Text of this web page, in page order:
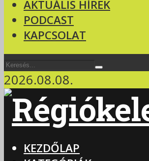
AKTUÁLIS HÍREK
PODCAST
KAPCSOLAT
2026.08.08.
KEZDŐLAP